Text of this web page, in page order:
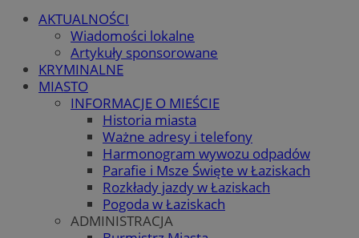
AKTUALNOŚCI
Wiadomości lokalne
Artykuły sponsorowane
KRYMINALNE
MIASTO
INFORMACJE O MIEŚCIE
Historia miasta
Ważne adresy i telefony
Harmonogram wywozu odpadów
Parafie i Msze Święte w Łaziskach
Rozkłady jazdy w Łaziskach
Pogoda w Łaziskach
ADMINISTRACJA